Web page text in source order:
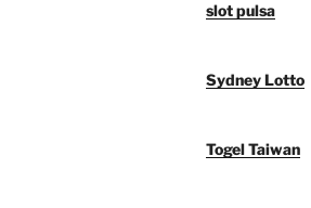
slot pulsa
Sydney Lotto
Togel Taiwan